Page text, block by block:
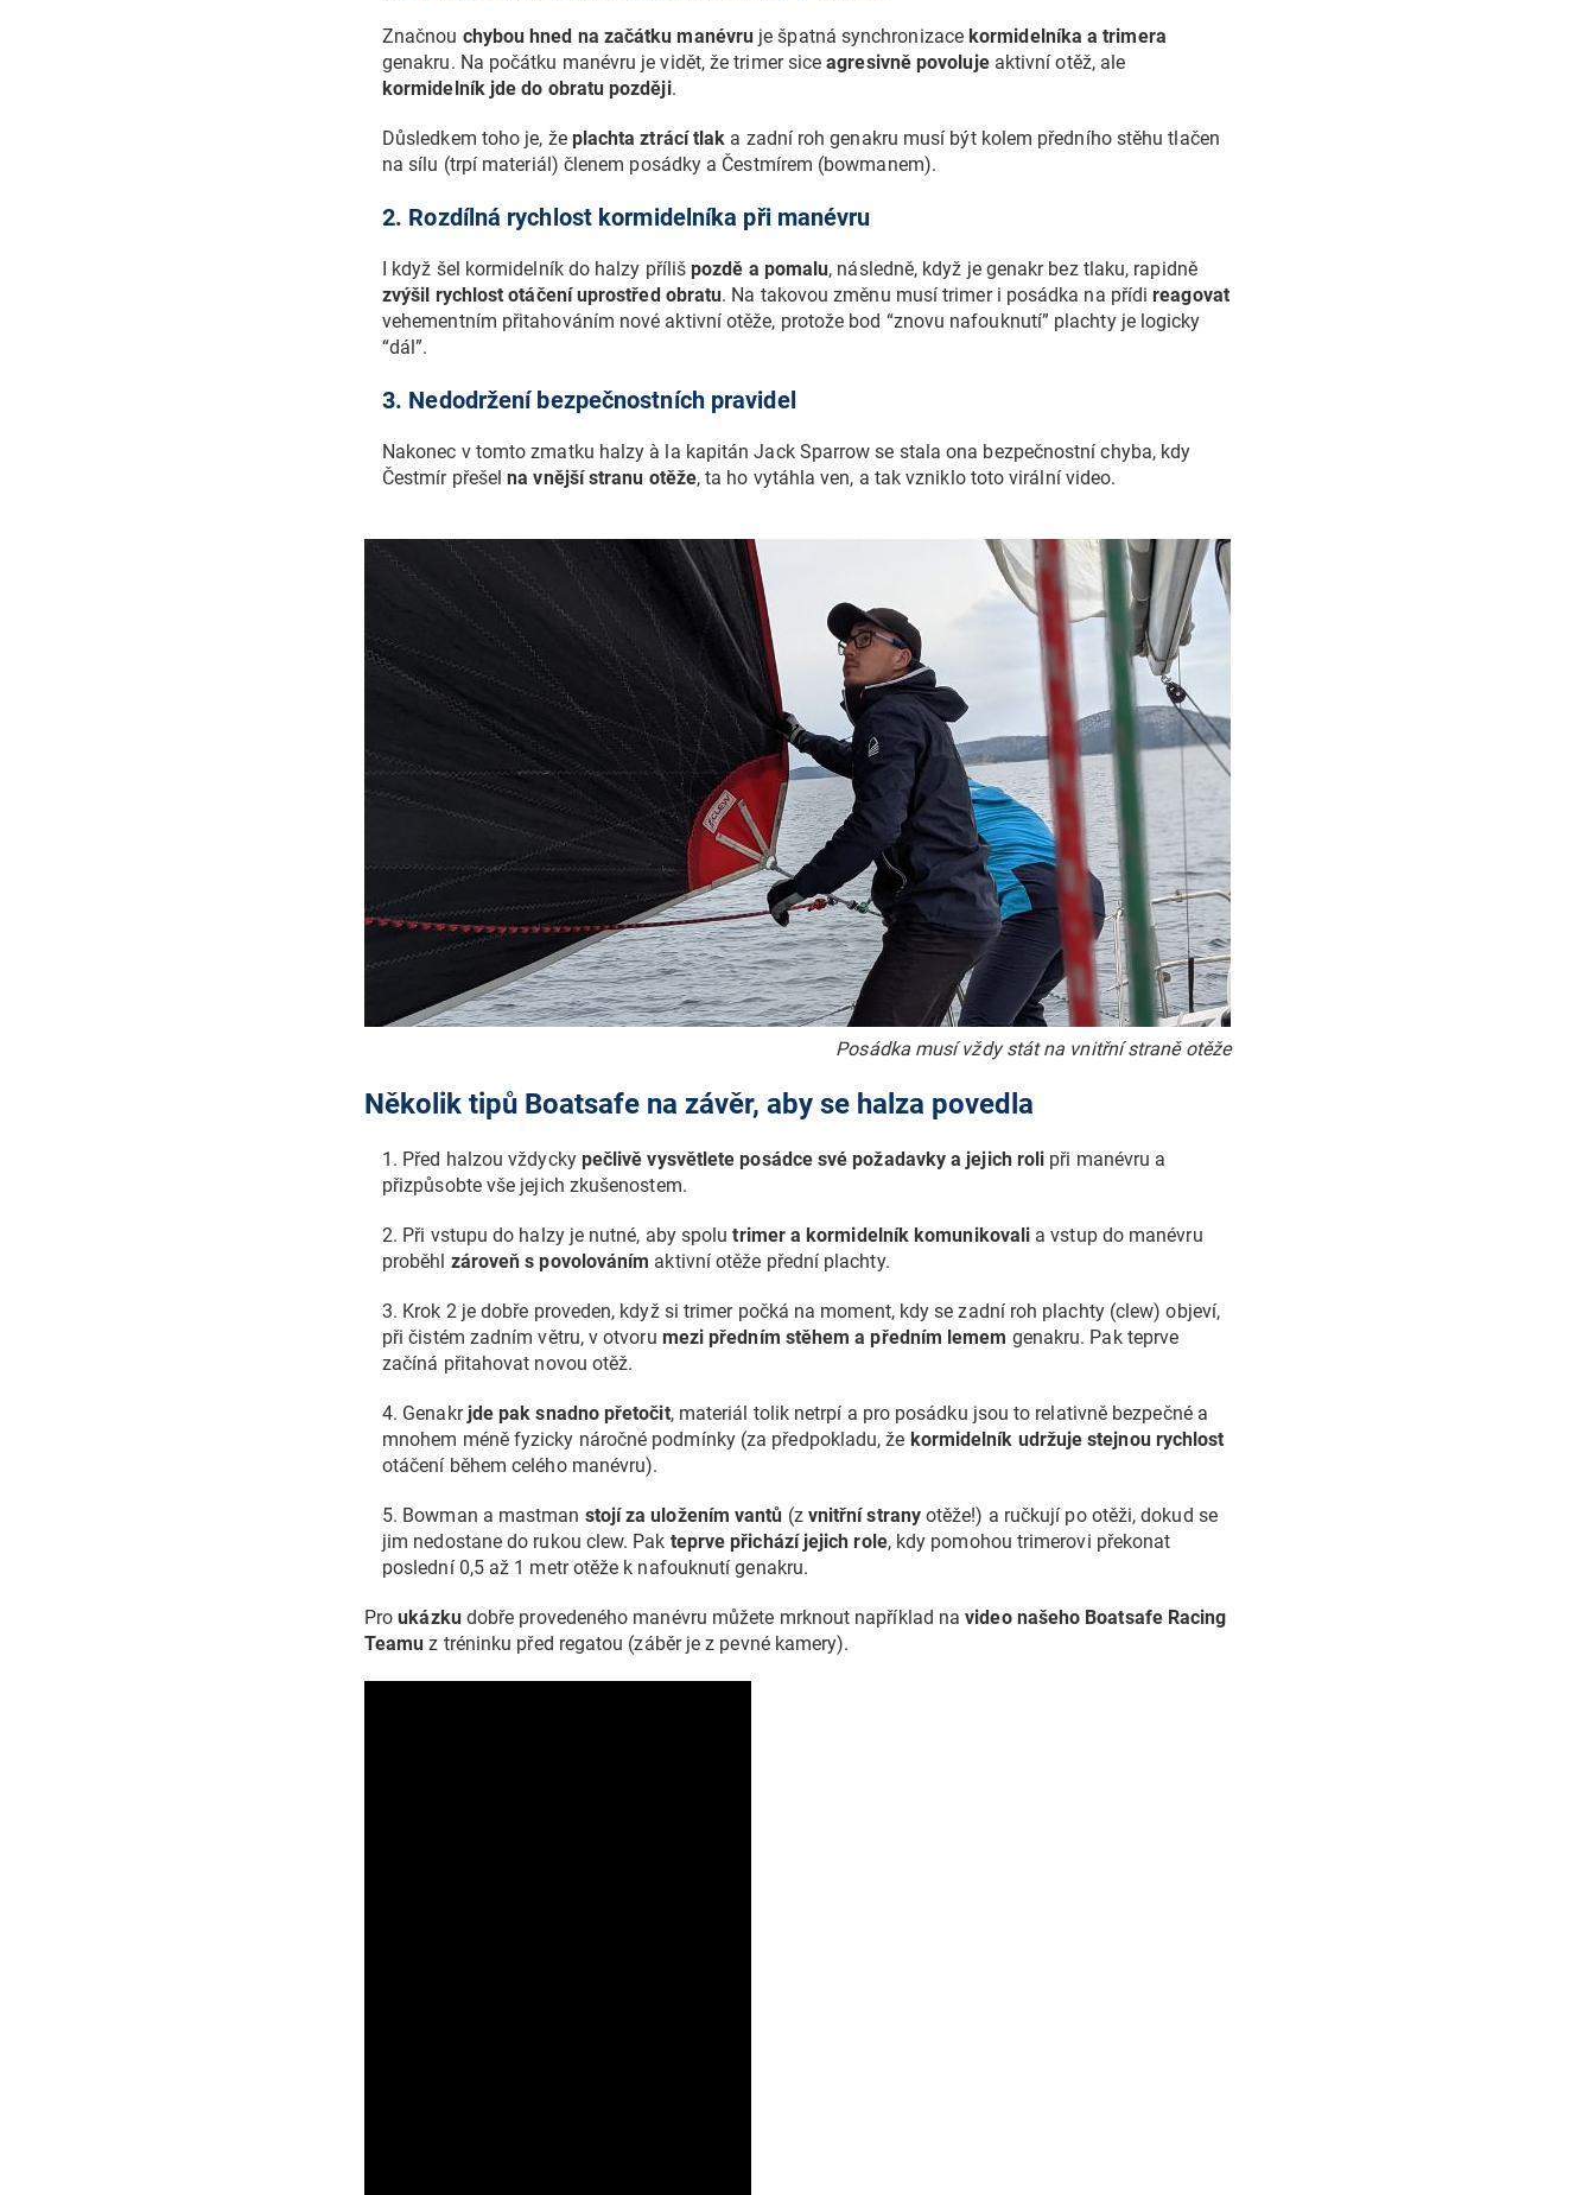
Značnou chybou hned na začátku manévru je špatná synchronizacekormidelníka a trimera
genakru. Na počátku manévru je vidět, že trimer siceagresivně povolujeaktivní otěž, ale
kormidelník jde do obratu později.
Důsledkem toho je, že plachta ztrácí tlak a zadní roh genakru musí být kolem předního stěhu tlačen
na sílu (trpí materiál) členem posádky a Čestmírem (bowmanem).
2. Rozdílná rychlost kormidelníka při manévru
I když šel kormidelník do halzy přílišpozdě a pomalu, následně, když je genakr bez tlaku, rapidně
zvýšil rychlost otáčení uprostřed obratu. Na takovou změnu musí trimer i posádka na přídireagovat
vehementním přitahováním nové aktivní otěže, protože bod “znovu nafouknutí” plachty je logicky
“dál”.
3. Nedodržení bezpečnostních pravidel
Nakonec v tomto zmatku halzy à la kapitán Jack Sparrow se stala ona bezpečnostní chyba, kdy
Čestmír přešelna vnější stranu otěže, ta ho vytáhla ven, a tak vzniklo toto virální video.
Posádka musí vždy stát na vnitřní straně otěže
Několik tipů Boatsafe na závěr, aby se halza povedla
1. Před halzou vždycky pečlivě vysvětlete posádce své požadavky a jejich roli při manévru a
přizpůsobte vše jejich zkušenostem.
2. Při vstupu do halzy je nutné, aby spolutrimer a kormidelník komunikovali a vstup do manévru
proběhl zároveň s povolováním aktivní otěže přední plachty.
3. Krok 2 je dobře proveden, když si trimer počká na moment, kdy se zadní roh plachty (clew) objeví,
při čistém zadním větru, v otvoru mezi předním stěhem a předním lemem genakru. Pak teprve
začíná přitahovat novou otěž.
4. Genakr jde pak snadno přetočit, materiál tolik netrpí a pro posádku jsou to relativně bezpečné a
mnohem méně fyzicky náročné podmínky (za předpokladu, že kormidelník udržuje stejnou rychlost
otáčení během celého manévru).
5. Bowman a mastman stojí za uložením vantů (z vnitřní stranyotěže!) a ručkují po otěži, dokud se
jim nedostane do rukou clew. Pak teprve přichází jejich role, kdy pomohou trimerovi překonat
poslední 0,5 až 1 metr otěže k nafouknutí genakru.
Proukázkudobře provedeného manévru můžete mrknout například navideo našeho Boatsafe Racing
Teamu z tréninku před regatou (záběr je z pevné kamery).